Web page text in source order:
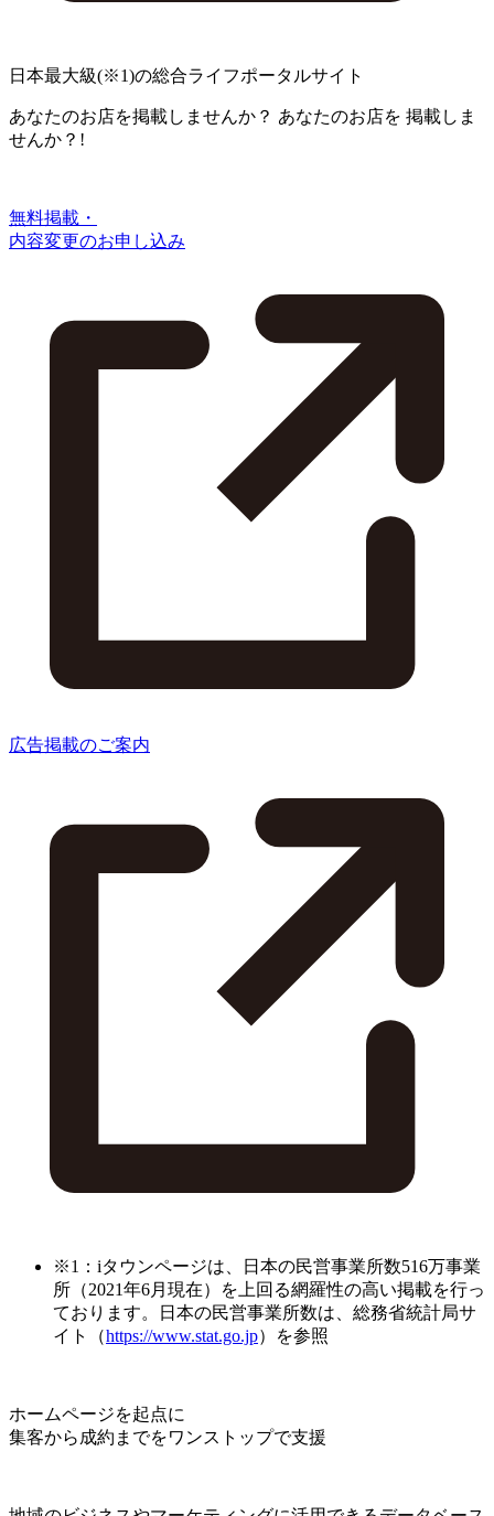
日本最大級(※1)の総合ライフポータルサイト
あなたのお店を掲載しませんか？ あなたのお店を 掲載しま
せんか？!
無料掲載・
内容変更のお申し込み
広告掲載のご案内
※1：iタウンページは、日本の民営事業所数516万事業
所（2021年6月現在）を上回る網羅性の高い掲載を行っ
ております。日本の民営事業所数は、総務省統計局サ
イト（https://www.stat.go.jp）を参照
ホームページを起点に
集客から成約までをワンストップで支援